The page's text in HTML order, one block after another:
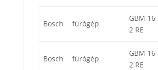
Bosch fúrógép
GBM 16-
2 RE
Bosch fúrógép
GBM 16-
2 RE